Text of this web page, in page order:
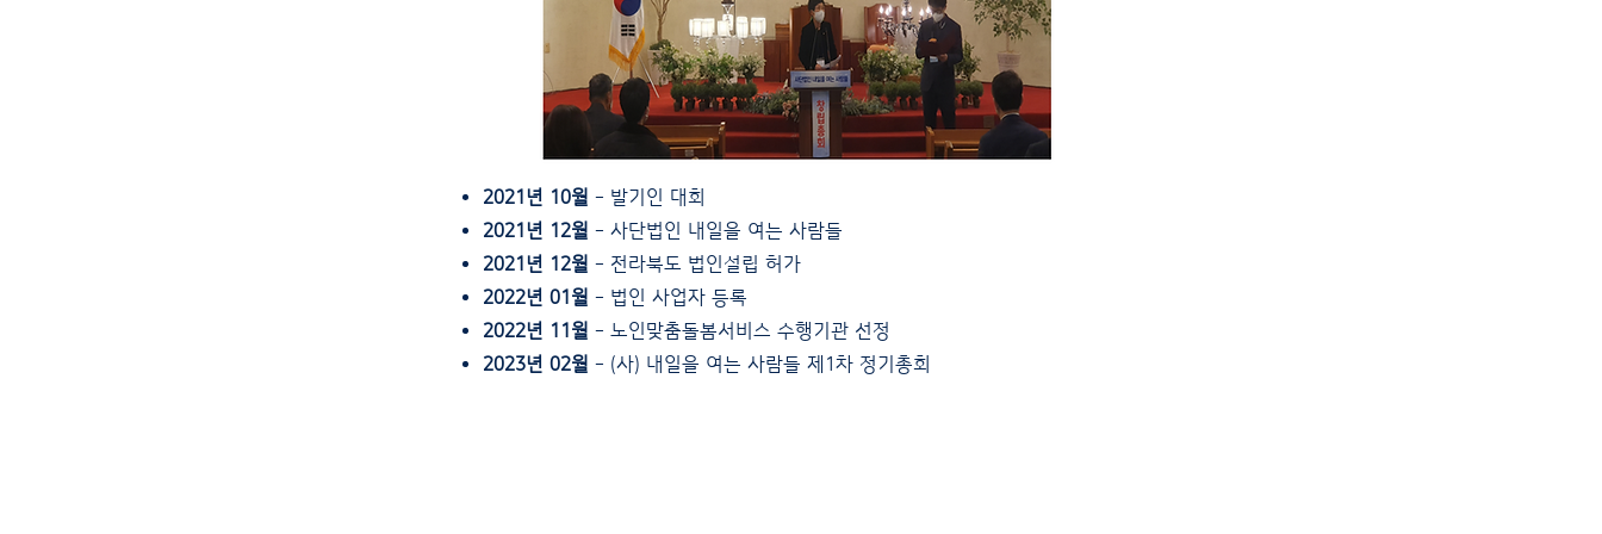
2021년 10월 - 발기인 대회
2021년 12월 - 사단법인 내일을 여는 사람들
2021년 12월 - 전라북도 법인설립 허가
2022년 01월 - 법인 사업자 등록
2022년 11월 - 노인맞춤돌봄서비스 수행기관 선정
2023년 02월 - (사) 내일을 여는 사람들 제1차 정기총회